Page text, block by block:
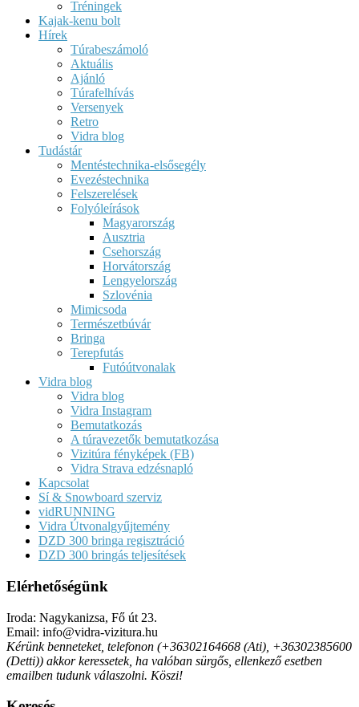
Tréningek
Kajak-kenu bolt
Hírek
Túrabeszámoló
Aktuális
Ajánló
Túrafelhívás
Versenyek
Retro
Vidra blog
Tudástár
Mentéstechnika-elsősegély
Evezéstechnika
Felszerelések
Folyóleírások
Magyarország
Ausztria
Csehország
Horvátország
Lengyelország
Szlovénia
Mimicsoda
Természetbúvár
Bringa
Terepfutás
Futóútvonalak
Vidra blog
Vidra blog
Vidra Instagram
Bemutatkozás
A túravezetők bemutatkozása
Vizitúra fényképek (FB)
Vidra Strava edzésnapló
Kapcsolat
Sí & Snowboard szerviz
vidRUNNING
Vidra Útvonalgyűjtemény
DZD 300 bringa regisztráció
DZD 300 bringás teljesítések
Elérhetőségünk
Iroda: Nagykanizsa, Fő út 23.
Email: info@vidra-vizitura.hu
Kérünk benneteket, telefonon (+36302164668 (Ati), +36302385600
(Detti)) akkor keressetek, ha valóban sürgős, ellenkező esetben
emailben tudunk válaszolni. Köszi!